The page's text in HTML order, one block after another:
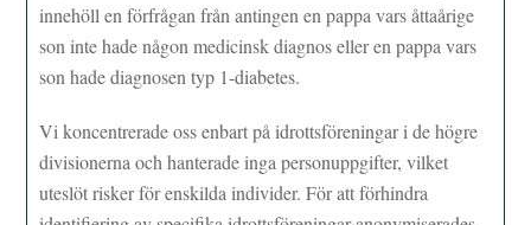
innehöll en förfrågan från antingen en pappa vars åttaårige
son inte hade någon medicinsk diagnos eller en pappa vars
son hade diagnosen typ 1-diabetes.
Vi koncentrerade oss enbart på idrottsföreningar i de högre
divisionerna och hanterade inga personuppgifter, vilket
uteslöt risker för enskilda individer. För att förhindra